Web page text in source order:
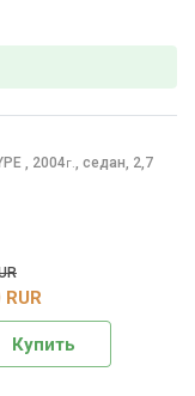
, 2004г., седан, 2,7
Купить